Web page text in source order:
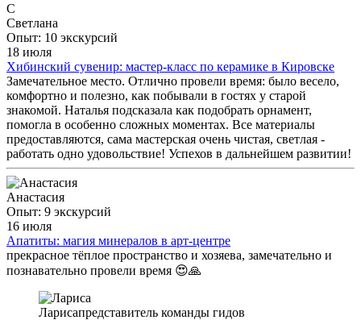
С
Светлана
Опыт: 10 экскурсий
18 июля
Хибинский сувенир: мастер-класс по керамике в Кировске
Замечательное место. Отлично провели время: было весело,
комфортно и полезно, как побывали в гостях у старой
знакомой. Наталья подсказала как подобрать орнамент,
помогла в особенно сложных моментах. Все материалы
предоставляются, сама мастерская очень чистая, светлая -
работать одно удовольствие! Успехов в дальнейшем развитии!
Анастасия
Опыт: 9 экскурсий
16 июля
Апатиты: магия минералов в арт-центре
прекрасное тёплое пространство и хозяева, замечательно и
познавательно провели время 😍🙏
Ларисапредставитель команды гидов